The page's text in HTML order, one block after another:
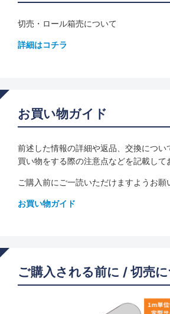
切売・ロール箱売について
詳細はコチラ
お買い物ガイド
前述した情報の詳細や返品、交換につい
買い物をする際の注意点などを記載して
ご購入前にご一読いただけますようお願
お買い物ガイド
ご購入される前に / 切売